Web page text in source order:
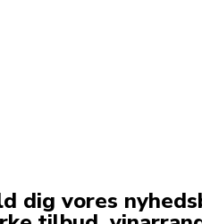
dig vores